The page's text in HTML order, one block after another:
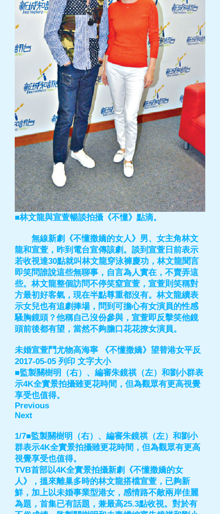
■林文龍與宣萱暢談拍攝《不懂》點滴。
無線新劇《不懂撒嬌的女人》男、女主角林文
龍和宣萱，昨到電台宣傳該劇。談到宣萱日前表示
若收視達30點就叫林文龍穿泳褲慶功，林文龍聞言
即笑問誰說這些無聊事，自言為人實在，不賣弄這
些。林文龍整個訪問不停笑窒宣萱，宣萱則笑稱對
方最初好客氣，現在半點尊重都沒有。林文龍續表
示女兒也有追劇捧場，問到可擔心有女演員的性感
騷胸鏡頭？他稱自己沒份參與，宣萱即反擊笑他鏡
頭前後都有望，當然不夠膽口花花撩女演員。
未婚宣萱鬥尤物高海寧 《不懂撒嬌》望替港女平反
2017-05-05 列印 文字大小
■監製關樹明（右）、編審朱鏡祺（左）和劉小群表
示4K全實景拍攝雖更花時間，但為觀眾有更高視覺
享受也值得。
Previous
Next
1/7■監製關樹明（右）、編審朱鏡祺（左）和劉小
群表示4K全實景拍攝雖更花時間，但為觀眾有更高
視覺享受也值得。
TVB首部以4K全實景拍攝新劇《不懂撒嬌的女
人》，搵來離巢多時的林文龍搭檔宣萱，已夠新
鮮，加上以未婚事業型港女，感情路不敵兩岸佳麗
為題，首集已有話題，兼最高25.3點收視。對於有